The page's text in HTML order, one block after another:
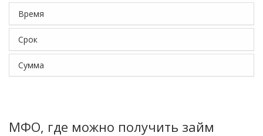
Время
Срок
Сумма
МФО, где можно получить займ